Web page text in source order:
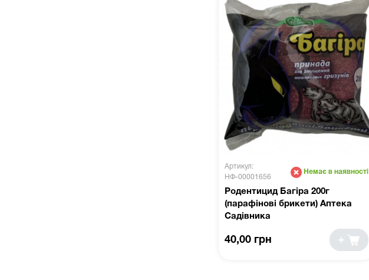
Артикул:
НФ-00001656
Немає в наявності
Родентицид Багіра 200г
(парафінові брикети) Аптека
Садівника
40,00 грн